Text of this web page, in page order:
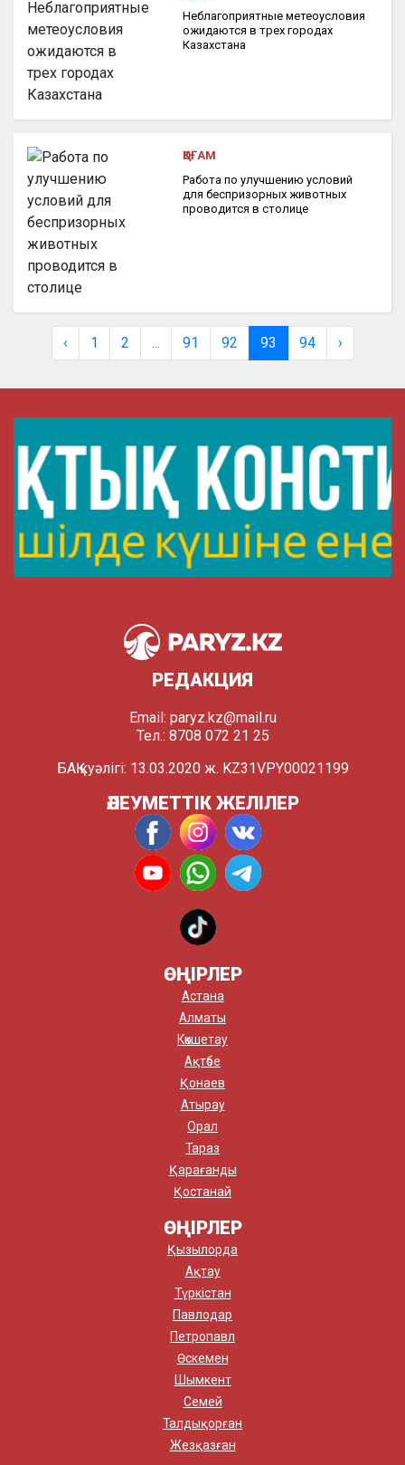
Неблагоприятные метеоусловия
ожидаются в трех городах
Казахстана
ҚОҒАМ
Работа по улучшению условий
для беспризорных животных
проводится в столице
‹ 1 2 ... 91 92 93 94 ›
РЕДАКЦИЯ
Email: paryz.kz@mail.ru
Тел.: 8708 072 21 25
БАҚ куәлігі: 13.03.2020 ж. KZ31VPY00021199
ӘЛЕУМЕТТІК ЖЕЛІЛЕР
ӨҢІРЛЕР
Астана
Алматы
Көкшетау
Ақтөбе
Қонаев
Атырау
Орал
Тараз
Қарағанды
Қостанай
ӨҢІРЛЕР
Қызылорда
Ақтау
Түркістан
Павлодар
Петропавл
Өскемен
Шымкент
Семей
Талдықорған
Жезқазған